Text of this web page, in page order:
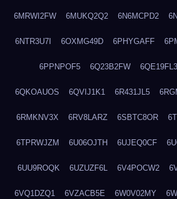
6MRWI2FW 6MUKQ2Q2 6N6MCPD2
6NTR3U7I 6OXMG49D 6PHYGAFF
6PPNPOF5 6Q23B2FW 6QE19FL3
6QKOAUOS 6QVIJ1K1 6R431JL5
6RMKNV3X 6RV8LARZ 6SBTC8OR
6TPRWJZM 6U06OJTH 6UJEQ0CF
6UU9ROQK 6UZUZF6L 6V4POCW2
6VQ1DZQ1 6VZACB5E 6W0V02MY